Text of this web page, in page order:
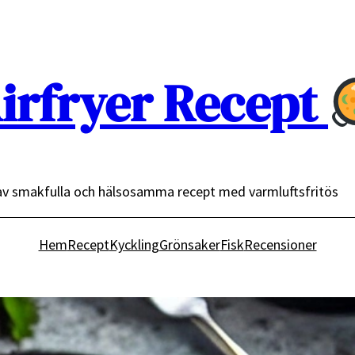
Recept
smakfulla och hälsosamma recept med varmluftsfritös
HemReceptKycklingGrönsakerFiskRecensioner